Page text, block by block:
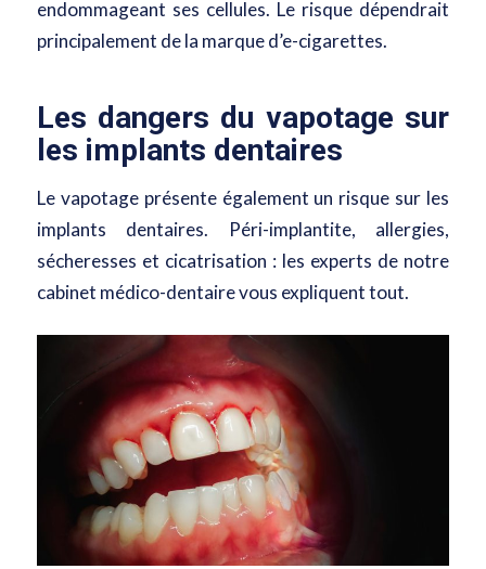
endommageant ses cellules. Le risque dépendrait
principalement de la marque d’e-cigarettes.
Les dangers du vapotage sur
les implants dentaires
Le vapotage présente également un risque sur les
implants dentaires. Péri-implantite, allergies,
sécheresses et cicatrisation : les experts de notre
cabinet médico-dentaire vous expliquent tout.